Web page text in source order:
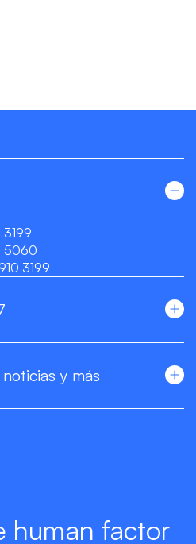
3199
5060
3199
y más
human factor